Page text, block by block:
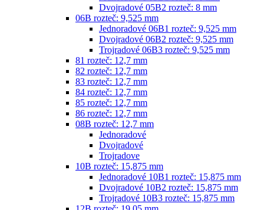
Dvojradové 05B2 rozteč: 8 mm
06B rozteč: 9,525 mm
Jednoradové 06B1 rozteč: 9,525 mm
Dvojradové 06B2 rozteč: 9,525 mm
Trojradové 06B3 rozteč: 9,525 mm
81 rozteč: 12,7 mm
82 rozteč: 12,7 mm
83 rozteč: 12,7 mm
84 rozteč: 12,7 mm
85 rozteč: 12,7 mm
86 rozteč: 12,7 mm
08B rozteč: 12,7 mm
Jednoradové
Dvojradové
Trojradove
10B rozteč: 15,875 mm
Jednoradové 10B1 rozteč: 15,875 mm
Dvojradové 10B2 rozteč: 15,875 mm
Trojradové 10B3 rozteč: 15,875 mm